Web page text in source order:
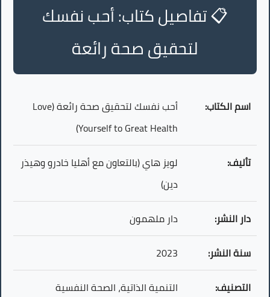
📋 تفاصيل كتاب: أحب نفسك
لتحقيق صحة رائعة
اسم الكتاب:
أحب نفسك لتحقيق صحة رائعة (Love
Yourself to Great Health)
تأليف:
لويز هاي (بالتعاون مع أهليا خادرو وهيذر
دين)
دار النشر:
دار ملهمون
سنة النشر:
2023
التصنيف:
التنمية الذاتية، الصحة النفسية